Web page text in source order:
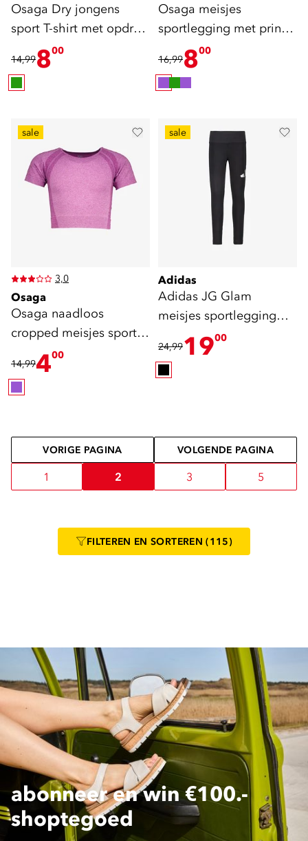
Osaga Dry jongens
sport T-shirt met opdruk
groen
14,99800
Osaga meisjes
sportlegging met print
paars
16,99800
sale
3,0
Osaga
Osaga naadloos
cropped meisjes sport T-
shirt roze
14,99400
sale
Adidas
Adidas JG Glam
meisjes sportlegging
zwart zilver
24,991900
VORIGE PAGINA VOLGENDE PAGINA
1 2 3 5
FILTEREN EN SORTEREN (115)
abonneer en win €100.-
shoptegoed